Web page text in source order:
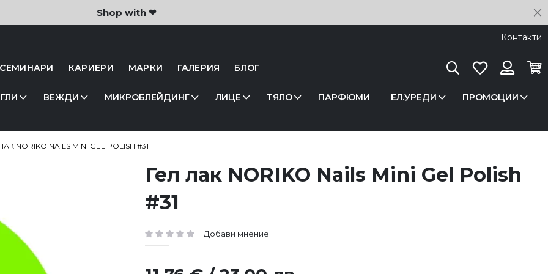
Shop with ❤
Контакти
КАРИЕРИ МАРКИ ГАЛЕРИЯ БЛОГ
ТърсенеЛюбими
ВЕЖДИ МИКРОБЛЕЙДИНГ ЛИЦЕ ТЯЛО ПАРФЮМИ ЕЛ.УРЕДИ ПРОМОЦИИ
NORIKO NAILS MINI GEL POLISH #31
Гел лак NORIKO Nails Mini Gel Polish
#31
рейтинг: Добави мнение